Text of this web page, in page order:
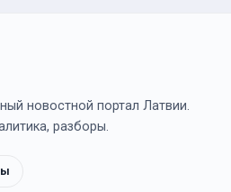
новостной портал Латвии.
разборы.